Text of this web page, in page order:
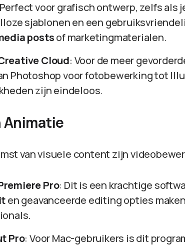
voor grafisch ontwerp, zelfs als
sjablonen en een
postsof marketingmaterialen.
Cloud: Voor de meer
Photoshop voor fotobewerking tot
zijn eindeloos.
Animatie
van visuele content zijn
Pro: Dit is een krachtige
en geavanceerde editing opties
Pro: Voor Mac-gebruikers is dit